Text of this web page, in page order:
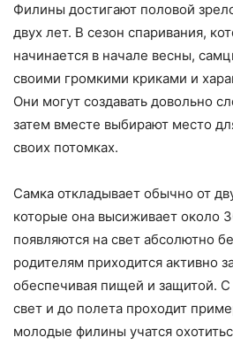
Филины достигают половой
двух лет. В сезон спаривания,
начинается в начале весны,
своими громкими криками и
Они могут создавать довольно
затем вместе выбирают место
своих потомках.
Самка откладывает обычно от
которые она высиживает около
появляются на свет абсолютно
родителям приходится активно
обеспечивая пищей и защитой.
свет и до полета проходит
молодые филины учатся